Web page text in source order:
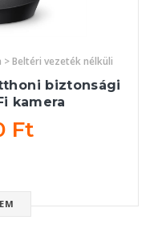
Beltéri vezeték nélküli
biztonsági
kamera
Ft